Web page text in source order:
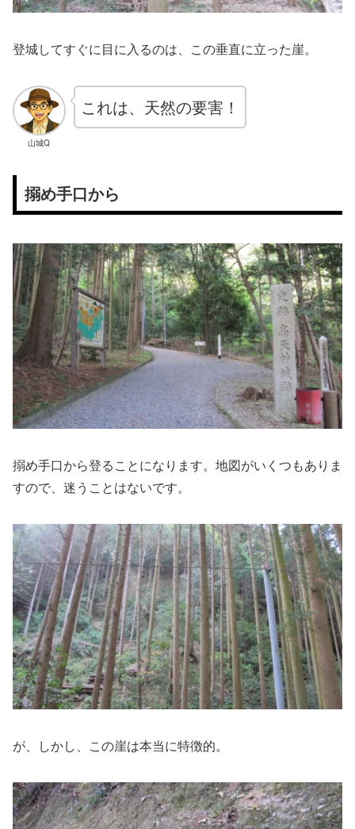
登城してすぐに目に入るのは、この垂直に立った崖。
山城Q
これは、天然の要害！
搦め手口から
搦め手口から登ることになります。地図がいくつもありま
すので、迷うことはないです。
が、しかし、この崖は本当に特徴的。